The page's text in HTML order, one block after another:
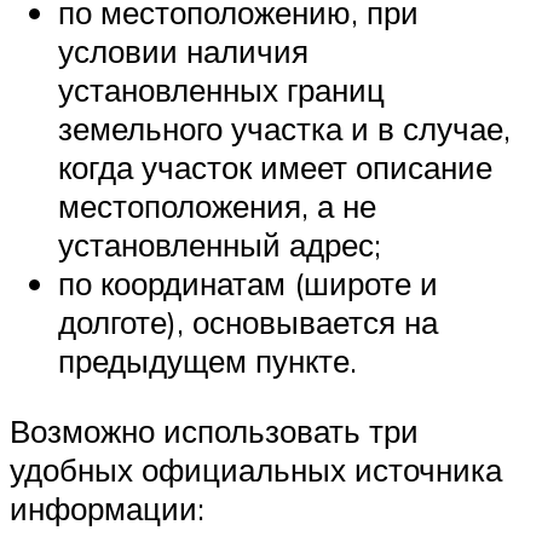
по местоположению, при
условии наличия
установленных границ
земельного участка и в случае,
когда участок имеет описание
местоположения, а не
установленный адрес;
по координатам (широте и
долготе), основывается на
предыдущем пункте.
Возможно использовать три
удобных официальных источника
информации: